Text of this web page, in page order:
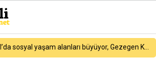
drift rüzgarı